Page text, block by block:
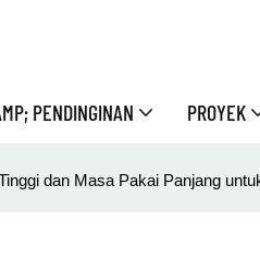
PENDINGINAN PROYEK
dan Masa Pakai Panjang